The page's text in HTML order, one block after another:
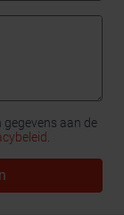
aan de
.